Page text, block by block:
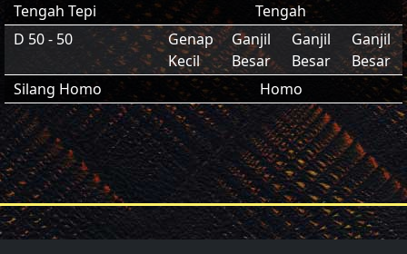
Tengah Tepi
Tengah
D 50 - 50
Genap
Kecil
Ganjil
Besar
Ganjil
Besar
Ganjil
Besar
Silang Homo
Homo